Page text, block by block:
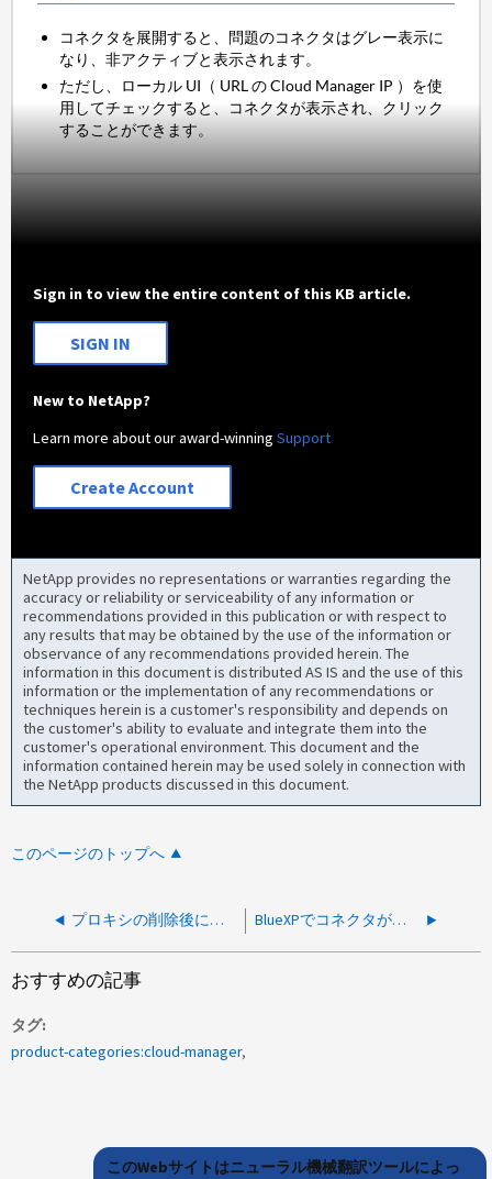
コネクタを展開すると、問題のコネクタはグレー表示に
なり、非アクティブと表示されます。
ただし、ローカル UI （ URL の Cloud Manager IP ）を使
用してチェックすると、コネクタが表示され、クリック
することができます。
Sign in to view the entire content of this KB article.
SIGN IN
New to NetApp?
Learn more about our award-winningSupport
Create Account
NetApp provides no representations or warranties regarding the
accuracy or reliability or serviceability of any information or
recommendations provided in this publication or with respect to
any results that may be obtained by the use of the information or
observance of any recommendations provided herein. The
information in this document is distributed AS IS and the use of this
information or the implementation of any recommendations or
techniques herein is a customer's responsibility and depends on
the customer's ability to evaluate and integrate them into the
customer's operational environment. This document and the
information contained herein may be used solely in connection with
the NetApp products discussed in this document.
このページのトップへ
プロキシの削除後にコネクタが非アクティブになります BlueXPでコネクタが不明な状態である
おすすめの記事
タグ
product-categories:cloud-manager
このWebサイトはニューラル機械翻訳ツールによっ